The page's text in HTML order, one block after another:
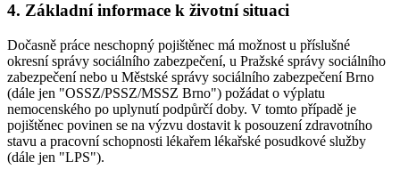
4. Základní informace k životní situaci
Dočasně práce neschopný pojištěnec má možnost u příslušné
okresní správy sociálního zabezpečení, u Pražské správy sociálního
zabezpečení nebo u Městské správy sociálního zabezpečení Brno
(dále jen "OSSZ/PSSZ/MSSZ Brno") požádat o výplatu
nemocenského po uplynutí podpůrčí doby. V tomto případě je
pojištěnec povinen se na výzvu dostavit k posouzení zdravotního
stavu a pracovní schopnosti lékařem lékařské posudkové služby
(dále jen "LPS").